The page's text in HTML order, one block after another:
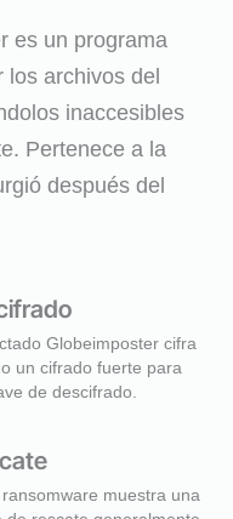
es un programa
archivos del
inaccesibles
Pertenece a la
después del
Globeimposter cifra
un cifrado fuerte para
de descifrado.
muestra una